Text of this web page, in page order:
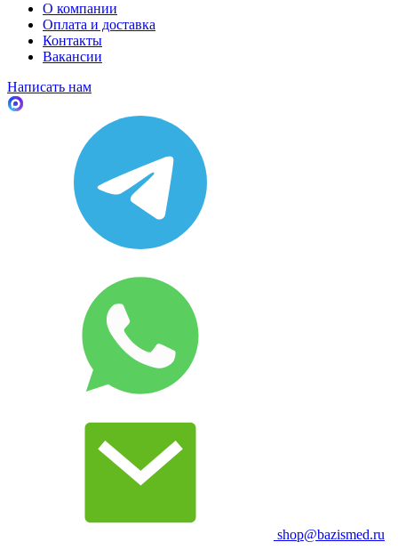
О компании
Оплата и доставка
Контакты
Вакансии
Написать нам
shop@bazismed.ru